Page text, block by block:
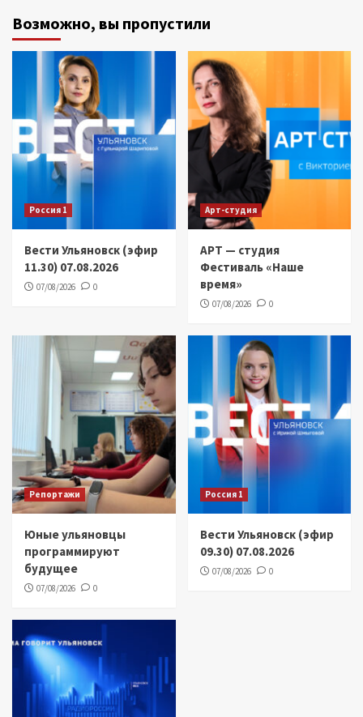
Возможно, вы пропустили
Россия 1
Вести Ульяновск (эфир
11.30) 07.08.2026
07/08/2026 0
Арт-студия
АРТ — студия
Фестиваль «Наше
время»
07/08/2026 0
Репортажи
Юные ульяновцы
программируют
будущее
07/08/2026 0
Россия 1
Вести Ульяновск (эфир
09.30) 07.08.2026
07/08/2026 0